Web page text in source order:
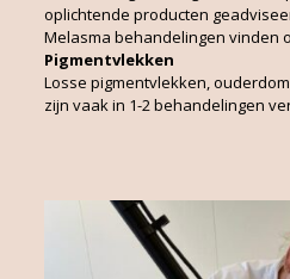
oplichtende producten
Melasma behandelingen vinden
Pigmentvlekken
Losse pigmentvlekken,
zijn vaak in 1-2 behandelingen